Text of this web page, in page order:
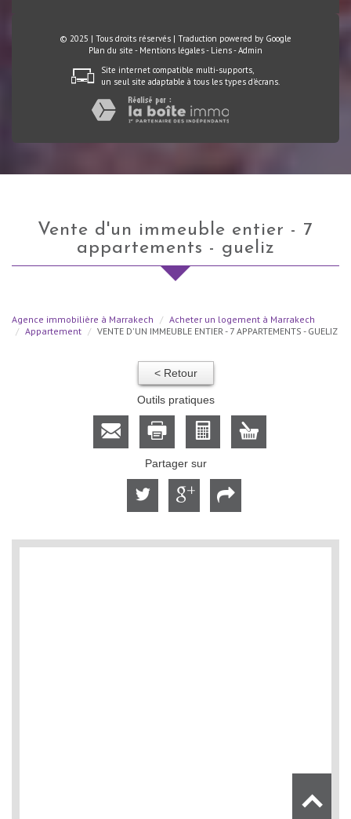
© 2025 | Tous droits réservés | Traduction powered by Google
Plan du site - Mentions légales- Liens-Admin
Site internet compatible multi-supports,
un seul site adaptable à tous les types d'écrans.
vente d'un immeuble entier - 7
appartements - gueliz
Agence immobilière à Marrakech
Acheter un logement à Marrakech
Appartement
VENTE D'UN IMMEUBLE ENTIER - 7 APPARTEMENTS - GUELIZ
< Retour
Outils pratiques
Partager sur